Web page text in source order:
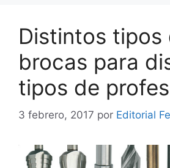
Distintos tipos
brocas para
tipos de
3 febrero, 2017 por Editorial